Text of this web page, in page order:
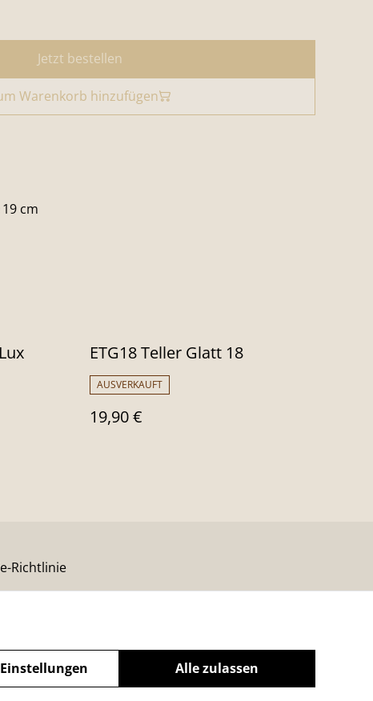
Jetzt bestellen
Warenkorb hinzufügen
cm
ETG18 Teller Glatt 18
AUSVERKAUFT
19,90 €
Richtlinie
Alle zulassen